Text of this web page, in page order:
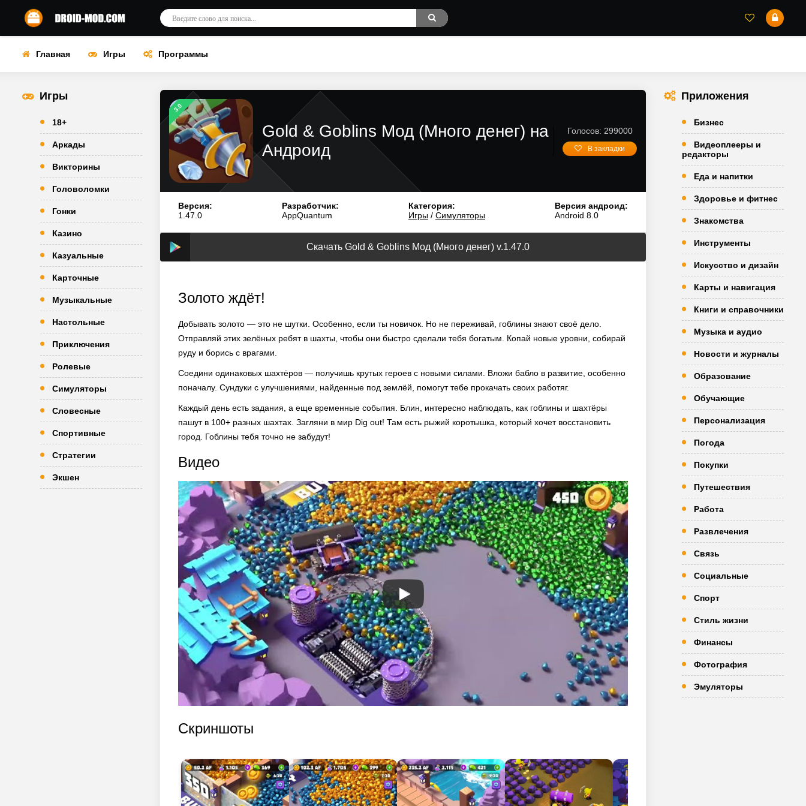
Главная Игры Программы
Игры
18+
Аркады
Викторины
Головоломки
Гонки
Казино
Казуальные
Карточные
Музыкальные
Настольные
Приключения
Ролевые
Симуляторы
Словесные
Спортивные
Стратегии
Экшен
3.0
Gold & Goblins Мод (Много денег) на
Андроид
Голосов: 299000
В закладки
Версия:
1.47.0
Разработчик:
AppQuantum
Категория:
Игры / Симуляторы
Версия андроид:
Android 8.0
Скачать Gold & Goblins Мод (Много денег) v.1.47.0
Золото ждёт!
Добывать золото — это не шутки. Особенно, если ты новичок. Но не переживай, гоблины знают своё дело.
Отправляй этих зелёных ребят в шахты, чтобы они быстро сделали тебя богатым. Копай новые уровни, собирай
руду и борись с врагами.
Соедини одинаковых шахтёров — получишь крутых героев с новыми силами. Вложи бабло в развитие, особенно
поначалу. Сундуки с улучшениями, найденные под землёй, помогут тебе прокачать своих работяг.
Каждый день есть задания, а еще временные события. Блин, интересно наблюдать, как гоблины и шахтёры
пашут в 100+ разных шахтах. Загляни в мир Dig out! Там есть рыжий коротышка, который хочет восстановить
город. Гоблины тебя точно не забудут!
Видео
Скриншоты
Приложения
Бизнес
Видеоплееры и
редакторы
Еда и напитки
Здоровье и фитнес
Знакомства
Инструменты
Искусство и дизайн
Карты и навигация
Книги и справочники
Музыка и аудио
Новости и журналы
Образование
Обучающие
Персонализация
Погода
Покупки
Путешествия
Работа
Развлечения
Связь
Социальные
Спорт
Стиль жизни
Финансы
Фотография
Эмуляторы